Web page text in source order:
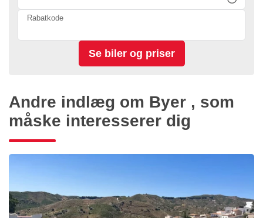
Rabatkode
Andre indlæg om Byer , som
måske interesserer dig